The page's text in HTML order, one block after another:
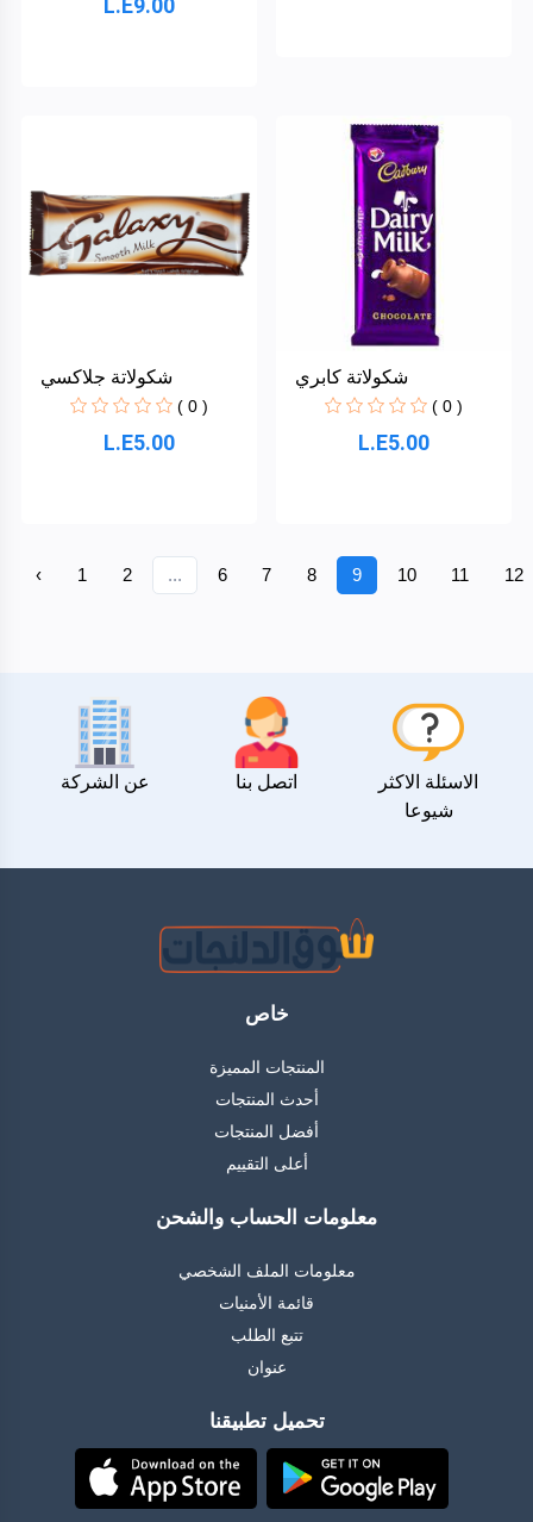
L.E9.00
شكولاتة جلاكسي
( 0 )
L.E5.00
شكولاتة كابري
( 0 )
L.E5.00
‹ 1 2 ... 6 7 8 9 10 11 12
عن الشركة اتصل بنا
الاسئلة الاكثر
شيوعا
خاص
المنتجات المميزة
أحدث المنتجات
أفضل المنتجات
أعلى التقييم
معلومات الحساب والشحن
معلومات الملف الشخصي
قائمة الأمنيات
تتبع الطلب
عنوان
تحميل تطبيقنا